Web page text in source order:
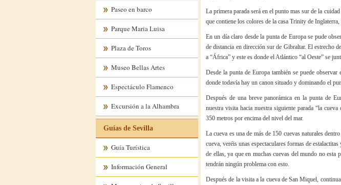
Paseo en barco
Parque Maria Luisa
Plaza de Toros
Museo Bellas Artes
Espectáculo Flamenco
Excursión a la Alhambra
Guías de Sevilla
Guía Turística
Información General
La primera parada será en el punto mas sur de la
que contiene los colores de la casa Trinity de
En un día claro desde la punta de Europa se pude
de distancia en dirección sur de Gibraltar. El estrecho
a “África” y este es donde el Atlántico “al Oeste” se
Desde la punta de Europa también se puede
donde todavía hay un canon situado y dominando el
Después de una breve panorámica en la punta de
nuestra visita hacia nuestra siguiente parada “la
350 metros por encima del nivel del mar.
La cueva es una de más de 150 cuevas naturales
cueva, veréis unas espectaculares formas de
de ellas, ya que en muchas cuevas del mundo no
tendrán ningún problema con esto.
Después de la visita a la cueva de San Miquel,